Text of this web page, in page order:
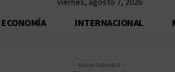
ECONOMÍA INTERNACIONAL
- Advertisement -